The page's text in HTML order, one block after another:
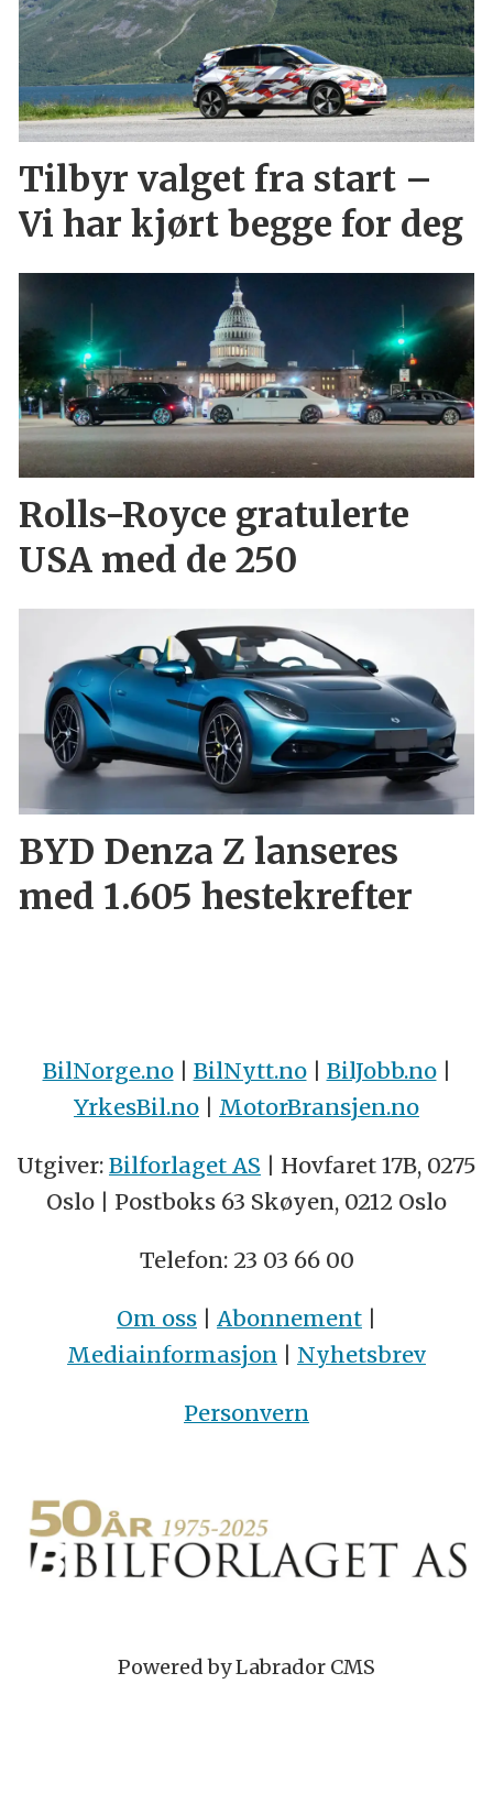
Tilbyr valget fra start –
Vi har kjørt begge for deg
Rolls-Royce gratulerte
USA med de 250
BYD Denza Z lanseres
med 1.605 hestekrefter
BilNorge.no| BilNytt.no| BilJobb.no|
YrkesBil.no
MotorBransjen.no
Utgiver: Bilforlaget AS | Hovfaret 17B, 0275
Oslo | Postboks 63 Skøyen, 0212 Oslo
Telefon: 23 03 66 00
Om oss | Abonnement |
Mediainformasjon | Nyhetsbrev
Personvern
Powered by Labrador CMS